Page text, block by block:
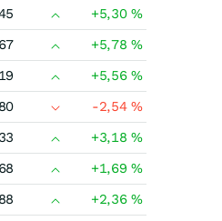
+5,30%
+5,78%
+5,56%
-2,54%
+3,18%
+1,69%
+2,36%